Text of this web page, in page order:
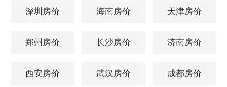
深圳房价 海南房价 天津房价
郑州房价 长沙房价 济南房价
西安房价 武汉房价 成都房价